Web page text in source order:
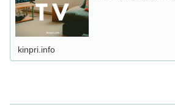
kinpri.info